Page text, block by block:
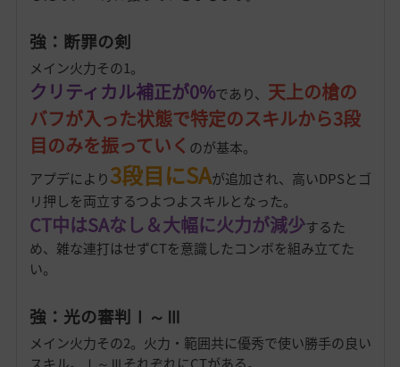
強：断罪の剣
メイン火力その1。
クリティカル補正が0%であり、 天上の槍の
バフが入った状態で特定のスキルから3段
目のみを振っていく のが基本。
アプデにより3段目にSAが追加され、高いDPSとゴ
リ押しを両立するつよつよスキルとなった。
CT中はSAなし＆大幅に火力が減少するた
め、雑な連打はせずCTを意識したコンボを組み立てた
い。
強：光の審判Ⅰ～Ⅲ
メイン火力その2。火力・範囲共に優秀で使い勝手の良い
スキル。Ⅰ～ⅢそれぞれにCTがある。